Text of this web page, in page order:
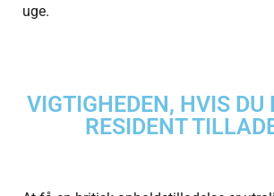
uge.
VIGTIGHEDEN, HVIS DU
RESIDENT